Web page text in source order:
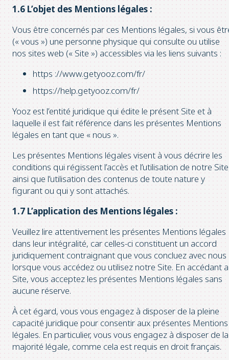
1.6 L’objet des Mentions légales :
Vous être concernés par ces Mentions légales, si vous
(« vous ») une personne physique qui consulte ou utilise
nos sites web (« Site ») accessibles via les liens suivants :
https ://www.getyooz.com/fr/
https://help.getyooz.com/fr/
Yooz est l’entité juridique qui édite le présent Site et à
laquelle il est fait référence dans les présentes Mentions
légales en tant que « nous ».
Les présentes Mentions légales visent à vous décrire les
conditions qui régissent l’accès et l’utilisation de notre
ainsi que l’utilisation des contenus de toute nature y
figurant ou qui y sont attachés.
1.7 L’application des Mentions légales :
Veuillez lire attentivement les présentes Mentions légales
dans leur intégralité, car celles-ci constituent un accord
juridiquement contraignant que vous concluez avec nous
lorsque vous accédez ou utilisez notre Site. En accédant
Site, vous acceptez les présentes Mentions légales sans
aucune réserve.
À cet égard, vous vous engagez à disposer de la pleine
capacité juridique pour consentir aux présentes Mentions
légales. En particulier, vous vous engagez à disposer de la
majorité légale, comme cela est requis en droit français.